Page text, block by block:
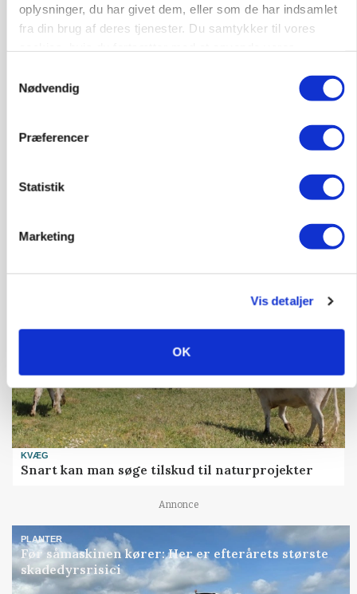
oplysninger, du har givet dem, eller som de har indsamlet
fra din brug af deres tjenester. Du samtykker til vores
Nødvendig
Præferencer
Statistik
Marketing
Vis detaljer
OK
protestgruppe vil demonstrere mod ny
KVÆG
Snart kan man søge tilskud til naturprojekter
Annonce
PLANTER
Før såmaskinen kører: Her er efterårets største
skadedyrsrisici